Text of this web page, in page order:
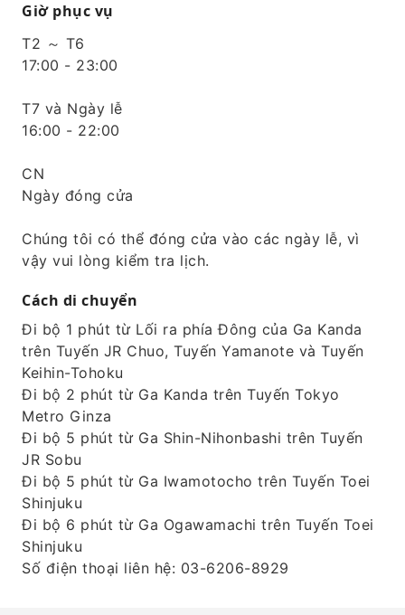
Giờ phục vụ
T2 ～ T6
17:00 - 23:00
T7 và Ngày lễ
16:00 - 22:00
CN
Ngày đóng cửa
Chúng tôi có thể đóng cửa vào các ngày lễ, vì
vậy vui lòng kiểm tra lịch.
Cách di chuyển
Đi bộ 1 phút từ Lối ra phía Đông của Ga Kanda
trên Tuyến JR Chuo, Tuyến Yamanote và Tuyến
Keihin-Tohoku
Đi bộ 2 phút từ Ga Kanda trên Tuyến Tokyo
Metro Ginza
Đi bộ 5 phút từ Ga Shin-Nihonbashi trên Tuyến
JR Sobu
Đi bộ 5 phút từ Ga Iwamotocho trên Tuyến Toei
Shinjuku
Đi bộ 6 phút từ Ga Ogawamachi trên Tuyến Toei
Shinjuku
Số điện thoại liên hệ: 03-6206-8929